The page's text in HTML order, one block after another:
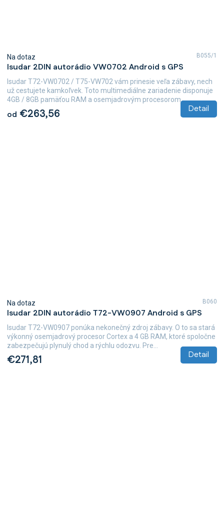
Isudar 2DIN autorádio VW0702 Android s GPS
Na dotaz
od €263,56 Detail
Isudar T72-VW0702 / T75-VW702 vám prinesie veľa zábavy, nech
už cestujete kamkoľvek. Toto multimediálne zariadenie disponuje
4GB / 8GB pamäťou RAM a osemjadrovým procesorom...
B055/1
Isudar 2DIN autorádio T72-VW0907 Android s GPS
Na dotaz
€271,81 Detail
Isudar T72-VW0907 ponúka nekonečný zdroj zábavy. O to sa stará
výkonný osemjadrový procesor Cortex a 4 GB RAM, ktoré spoločne
zabezpečujú plynulý chod a rýchlu odozvu. Pre...
B060